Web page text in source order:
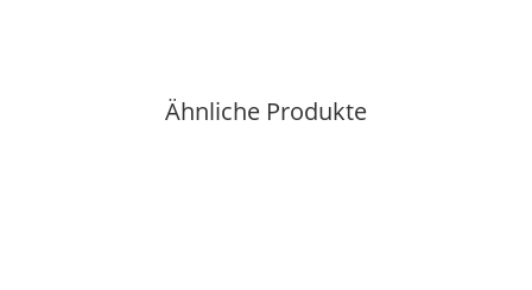
Ähnliche Produkte